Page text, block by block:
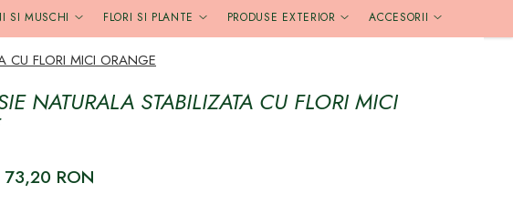
SI MUSCHI FLORI SI PLANTE PRODUSE EXTERIOR ACCESORII
CU FLORI MICI ORANGE
NATURALA STABILIZATA CU FLORI MICI
73,20 RON